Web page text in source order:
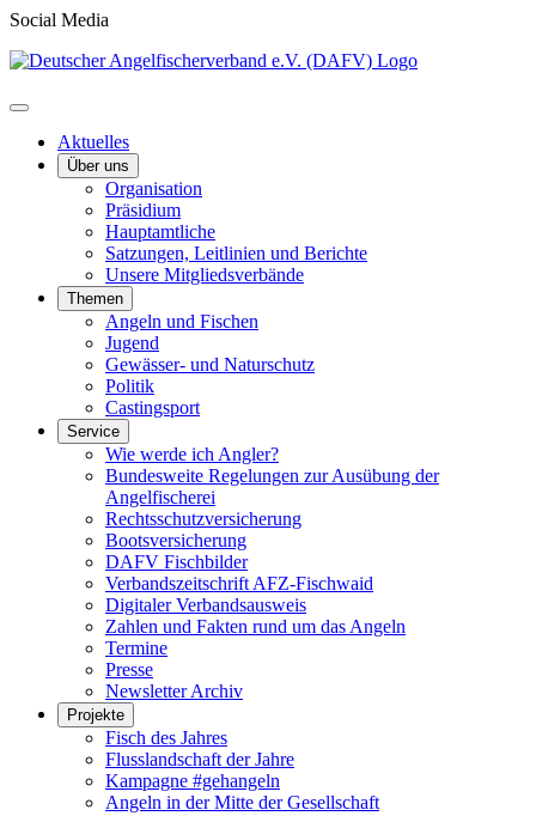
Social Media
Aktuelles
Über uns
Organisation
Präsidium
Hauptamtliche
Satzungen, Leitlinien und Berichte
Unsere Mitgliedsverbände
Themen
Angeln und Fischen
Jugend
Gewässer- und Naturschutz
Politik
Castingsport
Service
Wie werde ich Angler?
Bundesweite Regelungen zur Ausübung der
Angelfischerei
Rechtsschutzversicherung
Bootsversicherung
DAFV Fischbilder
Verbandszeitschrift AFZ-Fischwaid
Digitaler Verbandsausweis
Zahlen und Fakten rund um das Angeln
Termine
Presse
Newsletter Archiv
Projekte
Fisch des Jahres
Flusslandschaft der Jahre
Kampagne #gehangeln
Angeln in der Mitte der Gesellschaft